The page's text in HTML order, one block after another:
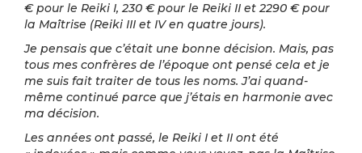
€ pour le Reiki I, 230 € pour le Reiki II et 2290 € pour
la Maîtrise (Reiki III et IV en quatre jours).
Je pensais que c’était une bonne décision. Mais, pas
tous mes confrères de l’époque ont pensé cela et je
me suis fait traiter de tous les noms. J’ai quand-
même continué parce que j’étais en harmonie avec
ma décision.
Les années ont passé, le Reiki I et II ont été